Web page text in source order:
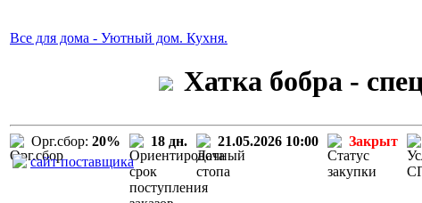
Все для дома - Уютный дом. Кухня.
Хатка бобра -
Орг.сбор: 20% 18 дн. 21.05.2026 10:00 Закрыт
сайт поставщика